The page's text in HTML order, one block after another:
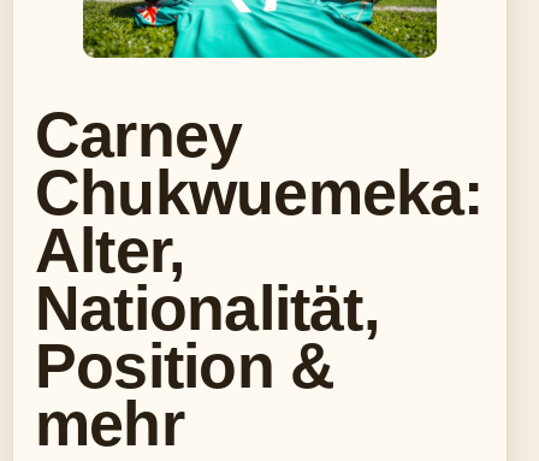
Carney
Chukwuemeka:
Alter,
Nationalität,
Position &
mehr